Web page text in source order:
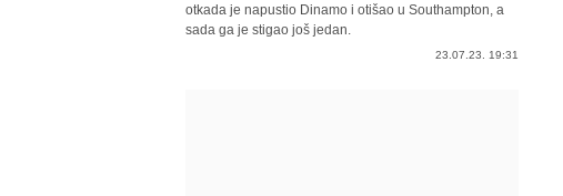
otkada je napustio Dinamo i otišao u Southampton, a
sada ga je stigao još jedan.
23.07.23. 19:31